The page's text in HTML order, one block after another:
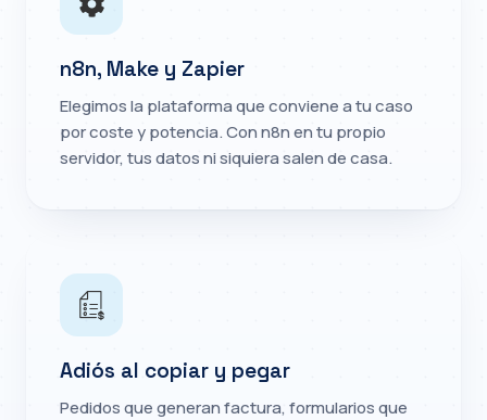
n8n, Make y Zapier
Elegimos la plataforma que conviene a tu caso
por coste y potencia. Con n8n en tu propio
servidor, tus datos ni siquiera salen de casa.
Adiós al copiar y pegar
Pedidos que generan factura, formularios que